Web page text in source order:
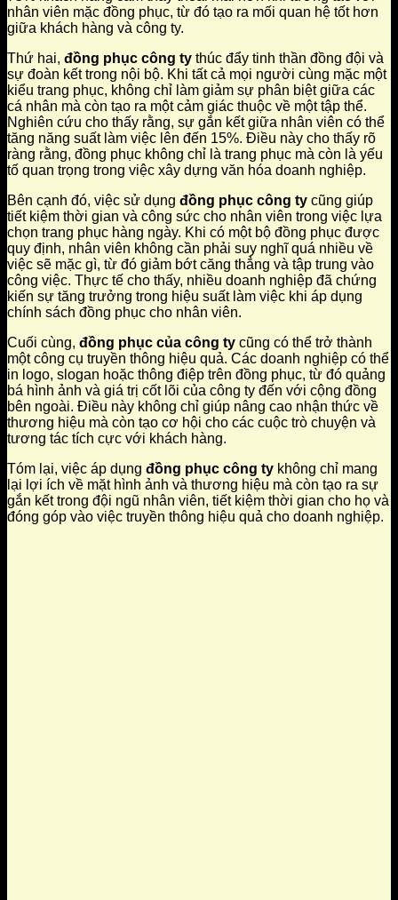
nhân viên mặc đồng phục, từ đó tạo ra mối quan hệ tốt hơn
giữa khách hàng và công ty.
Thứ hai, đồng phục công ty thúc đẩy tinh thần đồng đội và
sự đoàn kết trong nội bộ. Khi tất cả mọi người cùng mặc một
kiểu trang phục, không chỉ làm giảm sự phân biệt giữa các
cá nhân mà còn tạo ra một cảm giác thuộc về một tập thể.
Nghiên cứu cho thấy rằng, sự gắn kết giữa nhân viên có thể
tăng năng suất làm việc lên đến 15%. Điều này cho thấy rõ
ràng rằng, đồng phục không chỉ là trang phục mà còn là yếu
tố quan trọng trong việc xây dựng văn hóa doanh nghiệp.
Bên cạnh đó, việc sử dụng đồng phục công ty cũng giúp
tiết kiệm thời gian và công sức cho nhân viên trong việc lựa
chọn trang phục hàng ngày. Khi có một bộ đồng phục được
quy định, nhân viên không cần phải suy nghĩ quá nhiều về
việc sẽ mặc gì, từ đó giảm bớt căng thẳng và tập trung vào
công việc. Thực tế cho thấy, nhiều doanh nghiệp đã chứng
kiến sự tăng trưởng trong hiệu suất làm việc khi áp dụng
chính sách đồng phục cho nhân viên.
Cuối cùng, đồng phục của công ty cũng có thể trở thành
một công cụ truyền thông hiệu quả. Các doanh nghiệp có thể
in logo, slogan hoặc thông điệp trên đồng phục, từ đó quảng
bá hình ảnh và giá trị cốt lõi của công ty đến với cộng đồng
bên ngoài. Điều này không chỉ giúp nâng cao nhận thức về
thương hiệu mà còn tạo cơ hội cho các cuộc trò chuyện và
tương tác tích cực với khách hàng.
Tóm lại, việc áp dụng đồng phục công ty không chỉ mang
lại lợi ích về mặt hình ảnh và thương hiệu mà còn tạo ra sự
gắn kết trong đội ngũ nhân viên, tiết kiệm thời gian cho họ và
đóng góp vào việc truyền thông hiệu quả cho doanh nghiệp.